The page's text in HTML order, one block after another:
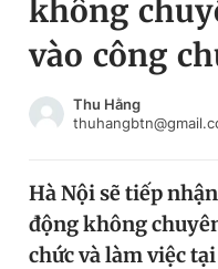
Chuyên mục khác
Chào ngày mới
Video
Tin đã xem
Đăng xuất
không
vào công
Thu Hằng
Hà Nội sẽ tiếp
động không
chức và làm việc